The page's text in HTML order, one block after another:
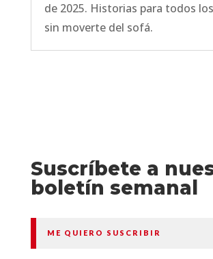
de 2025. Historias para todos
sin moverte del sofá.
Suscríbete a
boletín semanal
ME QUIERO SUSCRIBIR